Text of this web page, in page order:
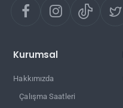
Kurumsal
Hakkımızda
Çalışma Saatleri